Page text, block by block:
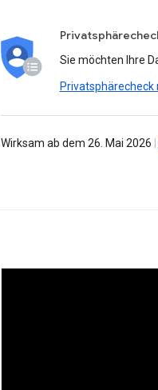
Sie möchten Ihre
Privatsphärecheck
Wirksam ab dem 26. Mai 2026